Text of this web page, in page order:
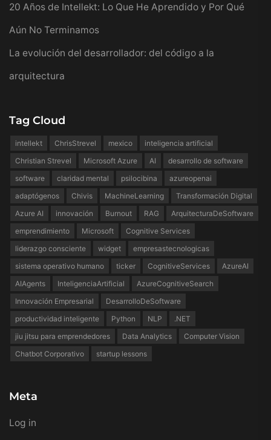
20 Años de Intellekt: Lo Que He Aprendido y Por Qué
Aún No Terminamos
La evolución del desarrollador: del código a la
arquitectura
Tag Cloud
intellekt ChrisStrevel mexico
inteligencia artificial
Christian Strevel
Microsoft Azure AI
desarrollo de software
software
claridad mental psilocibina
azureopenai
adaptógenos
Chivis MachineLearning
Transformación Digital
Azure AI
innovación Burnout RAG
ArquitecturaDeSoftware
emprendimiento
Microsoft
Cognitive Services
liderazgo consciente
widget
empresastecnologicas
sistema operativo humano
ticker CognitiveServices
AzureAI
AIAgents
InteligenciaArtificial
AzureCognitiveSearch
Innovación Empresarial
DesarrolloDeSoftware
productividad inteligente
Python NLP
.NET
jiu jitsu para emprendedores
Data Analytics
Computer Vision
Chatbot Corporativo
startup lessons
Meta
Log in